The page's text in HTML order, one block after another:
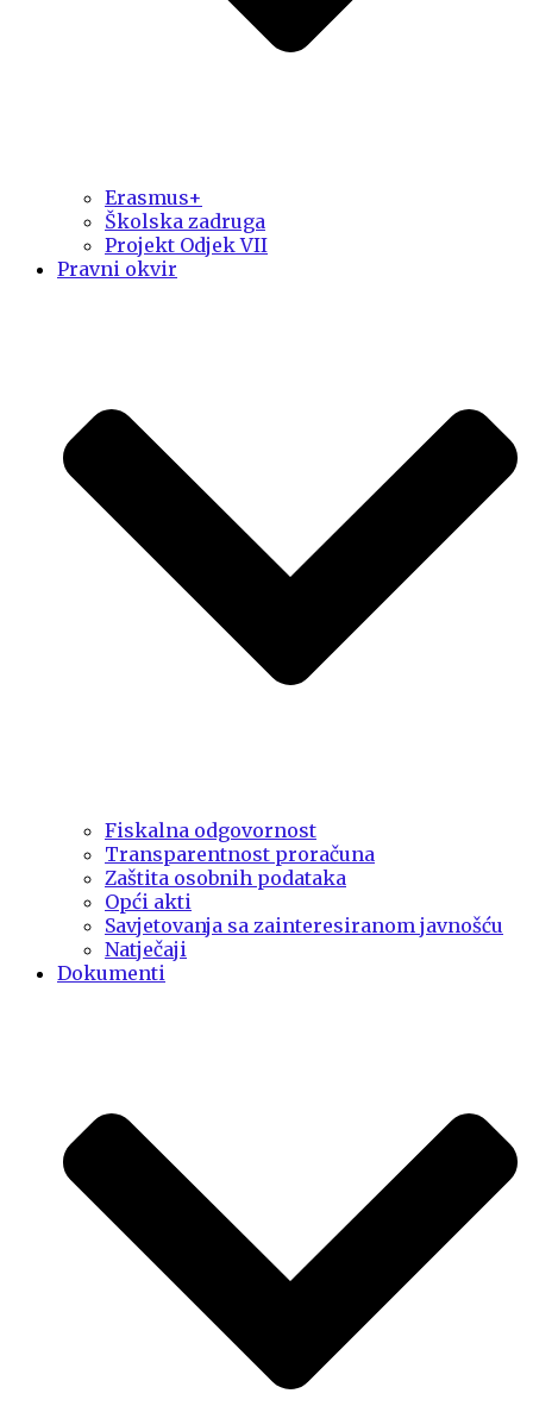
Erasmus+
Školska zadruga
Projekt Odjek VII
Pravni okvir
Fiskalna odgovornost
Transparentnost proračuna
Zaštita osobnih podataka
Opći akti
Savjetovanja sa zainteresiranom javnošću
Natječaji
Dokumenti